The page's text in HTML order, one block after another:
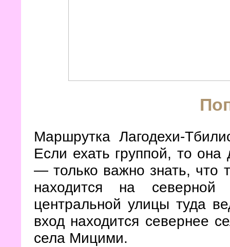
Маршрутка Лагодехи-
Если ехать группой, то
— только важно знать, что
находится на северной
центральной улицы туда
вход находится севернее
села Мицими.